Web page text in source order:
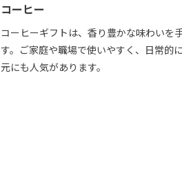
コーヒー
コーヒーギフトは、香り豊かな味わいを
す。ご家庭や職場で使いやすく、日常的
元にも人気があります。